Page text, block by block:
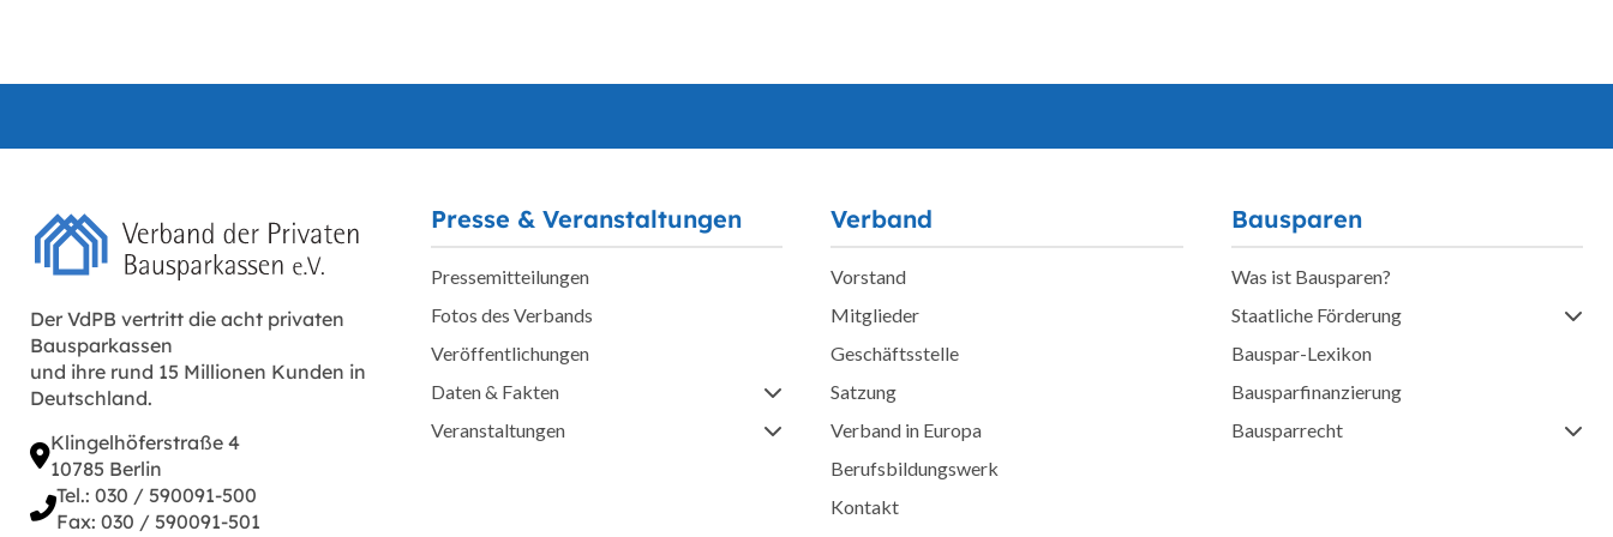
Der VdPB vertritt die acht privaten
Bausparkassen
und ihre rund 15 Millionen Kunden in
Deutschland.
Klingelhöferstraße 4
10785 Berlin
Tel.: 030 / 590091-500
Fax: 030 / 590091-501
Presse & Veranstaltungen
Pressemitteilungen
Fotos des Verbands
Veröffentlichungen
Daten & Fakten
Veranstaltungen
Verband
Vorstand
Mitglieder
Geschäftsstelle
Satzung
Verband in Europa
Berufsbildungswerk
Kontakt
Bausparen
Was ist Bausparen?
Staatliche Förderung
Bauspar-Lexikon
Bausparfinanzierung
Bausparrecht